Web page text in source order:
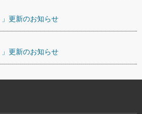
更新のお知らせ
更新のお知らせ